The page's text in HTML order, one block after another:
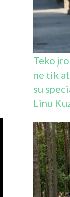
Teko
ne tik
su
Linu